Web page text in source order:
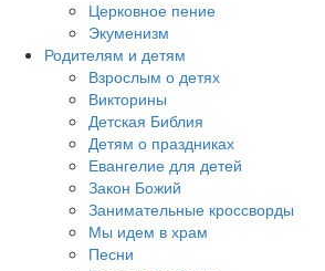
Церковное пение
Экуменизм
Родителям и детям
Взрослым о детях
Викторины
Детская Библия
Детям о праздниках
Евангелие для детей
Закон Божий
Занимательные кроссворды
Мы идем в храм
Песни